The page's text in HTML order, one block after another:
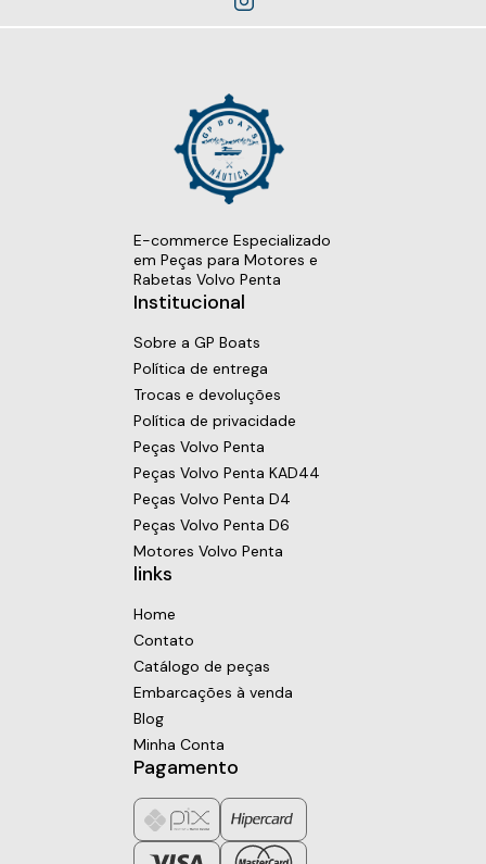
E-commerce Especializado
em Peças para Motores e
Rabetas Volvo Penta
Institucional
Sobre a GP Boats
Política de entrega
Trocas e devoluções
Política de privacidade
Peças Volvo Penta
Peças Volvo Penta KAD44
Peças Volvo Penta D4
Peças Volvo Penta D6
Motores Volvo Penta
links
Home
Contato
Catálogo de peças
Embarcações à venda
Blog
Minha Conta
Pagamento